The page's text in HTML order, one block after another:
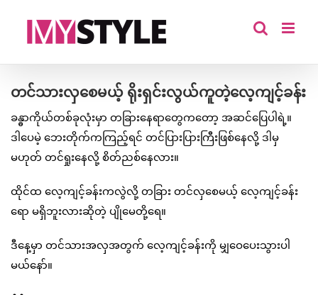
တင်သားလှစေမယ့် ရိုးရှင်းလွယ်ကူတဲ့လေ့ကျင့်ခန်း
ခန္ဓာကိုယ်တစ်ခုလုံးမှာ တခြားနေရာတွေကတော့ အဆင်ပြေပါရဲ့။
ဒါပေမဲ့ ဘေးတိုက်ကကြည့်ရင် တင်ပြားပြားကြီးဖြစ်နေလို့ ဒါမှ
မဟုတ် တင်ရှုးနေလို့ စိတ်ညစ်နေလား။
ထိုင်ထ လေ့ကျင့်ခန်းကလွဲလို့ တခြား တင်လှစေမယ့် လေ့ကျင့်ခန်း
ရော မရှိဘူးလားဆိုတဲ့ ပျိုမေတို့ရေ။
ဒီနေ့မှာ တင်သားအလှအတွက် လေ့ကျင့်ခန်းကို မျှဝေပေးသွားပါ
မယ်နော်။